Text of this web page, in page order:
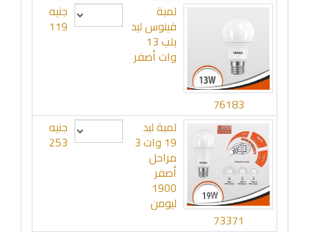
76183
لمبة
فينوس ليد
بلب 13
وات أصفر
جنيه
119
73371
لمبة ليد
19 وات 3
مراحل
أصفر
1900
ليومن
جنيه
253